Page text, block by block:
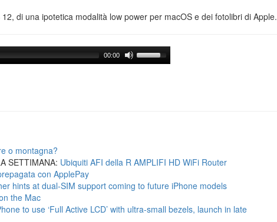
di una ipotetica modalità low power per macOS e dei fotolibri di Apple.
00:00
o montagna?
SETTIMANA: Ubiquiti AFI della R AMPLIFI HD WiFi Router
con ApplePay
hints at dual-SIM support coming to future iPhone models
the Mac
to use ‘Full Active LCD’ with ultra-small bezels, launch in late